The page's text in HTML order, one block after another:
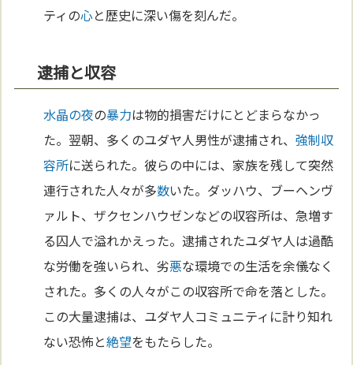
ティの心と歴史に深い傷を刻んだ。
逮捕と収容
水晶の夜の暴力は物的損害だけにとどまらなかっ
た。翌朝、多くのユダヤ人男性が逮捕され、強制収
容所に送られた。彼らの中には、家族を残して突然
連行された人々が多数いた。ダッハウ、ブーヘンヴ
ァルト、ザクセンハウゼンなどの収容所は、急増す
る囚人で溢れかえった。逮捕されたユダヤ人は過酷
な労働を強いられ、劣悪な環境での生活を余儀なく
された。多くの人々がこの収容所で命を落とした。
この大量逮捕は、ユダヤ人コミュニティに計り知れ
ない恐怖と絶望をもたらした。